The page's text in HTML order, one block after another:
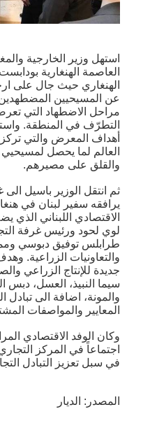
استهل وزير الخارجية
العاصمة الهنغارية
الهنغاري حيث جال على
عن المسيحيين
مراحل الاضطهاد التي
التطرّف في المنطقة.
أهداف المعرض والتي
العالم لما يحصل
والقلق على مصيرهم.
ثم انتقل الوزير باسيل
يرافقه سفير لبنان في
الاقتصادي اللبناني الذي
لوي لحود ورئيس غرفة
طرابلس توفيق دبوسي
والتعاونيات الزراعية.
جديدة للإنتاج الزراعي
سيما النبيذ، العسل، دبس
والمونة، اضافة الى تبادل
المعايير والمواصفات
وكان الوفد الاقتصادي
اجتماعاً في المركز
في سبل تعزيز التبادل
المصدر: الديار